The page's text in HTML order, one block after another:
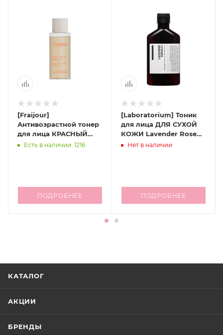
[Fraijour]
Антивозрастной тонер
для лица КРАСНЫЙ
ЖЕНЬШЕНЬ Alchemic
Есть в наличии: 1216
ПОДРОБНЕЕ
[Laboratorium] Тоник
для лица ДЛЯ СУХОЙ
КОЖИ Lavender Rose
Tonic, 250 мл
Нет в наличии
ПОДРОБНЕЕ
КАТАЛОГ
АКЦИИ
БРЕНДЫ